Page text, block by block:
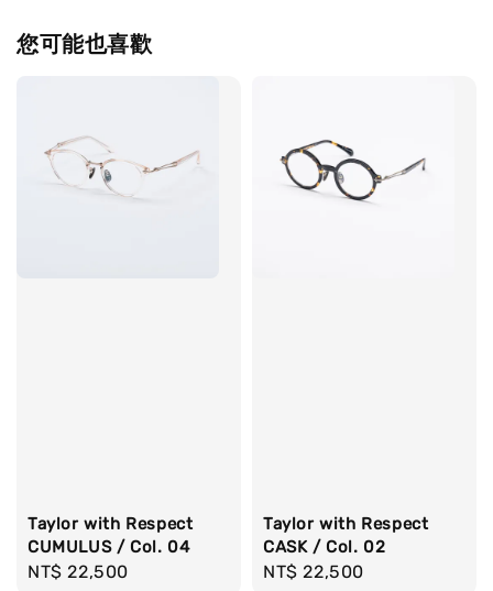
您可能也喜歡
Taylor with Respect
CUMULUS / Col. 04
Regular
NT$ 22,500
Taylor with Respect
CASK / Col. 02
Regular
NT$ 22,500